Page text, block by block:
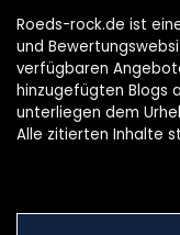
Roeds-rock.de ist
und
verfügbaren
hinzugefügten Blogs
unterliegen dem
Alle zitierten Inhalte